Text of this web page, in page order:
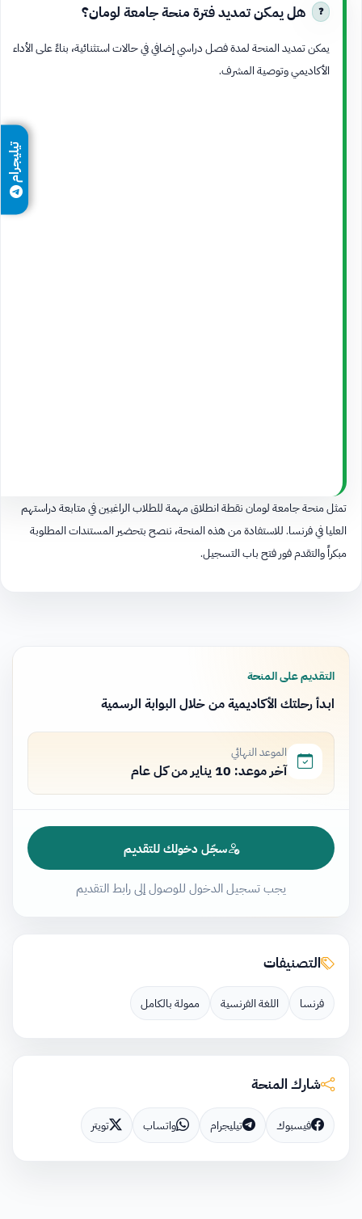
هل يمكن تمديد فترة منحة جامعة لومان؟
يمكن تمديد المنحة لمدة فصل دراسي إضافي في حالات استثنائية، بناءً على الأداء
الأكاديمي وتوصية المشرف.
تمثل منحة جامعة لومان نقطة انطلاق مهمة للطلاب الراغبين في متابعة دراستهم
العليا في فرنسا. للاستفادة من هذه المنحة، ننصح بتحضير المستندات المطلوبة
مبكراً والتقدم فور فتح باب التسجيل.​​​​​​​​​​​​​​​​
التقديم على المنحة
ابدأ رحلتك الأكاديمية من خلال البوابة الرسمية
الموعد النهائي
آخر موعد: 10 يناير من كل عام
سجّل دخولك للتقديم
يجب تسجيل الدخول للوصول إلى رابط التقديم
التصنيفات
فرنسا اللغة الفرنسية ممولة بالكامل
شارك المنحة
فيسبوك تيليجرام واتساب تويتر
تيليجرام